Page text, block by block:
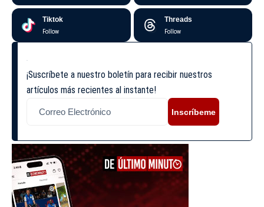
Tiktok
Follow
Threads
Follow
¡Suscríbete a nuestro boletín para recibir nuestros
artículos más recientes al instante!
Inscríbeme